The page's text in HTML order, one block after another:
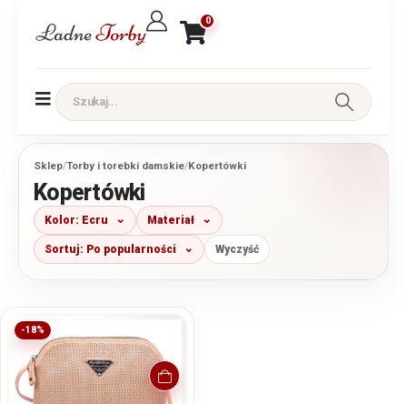
0
Sklep/Torby i torebki damskie/Kopertówki
Kopertówki
Kolor: Ecru Materiał
Sortuj: Po popularności Wyczyść
-18%